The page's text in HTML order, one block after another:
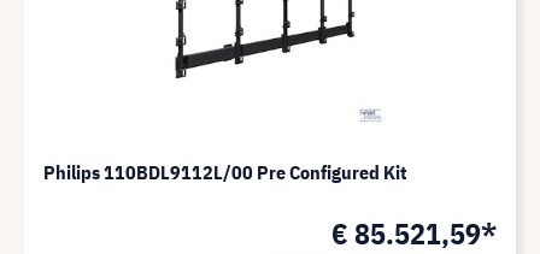
Philips 110BDL9112L/00 Pre Configured Kit
€ 85.521,59*